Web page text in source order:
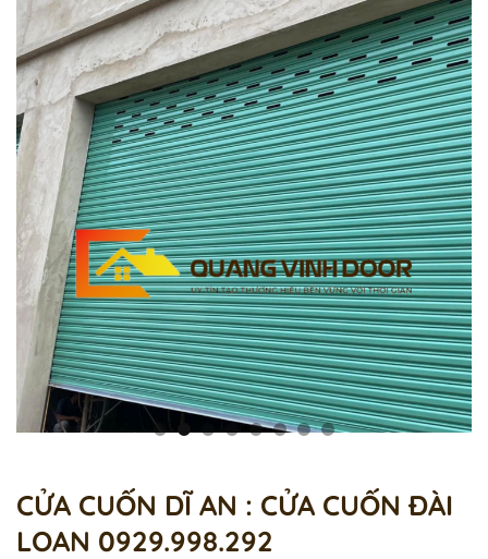
CỬA CUỐN DĨ AN : CỬA CUỐN ĐÀI
LOAN 0929.998.292